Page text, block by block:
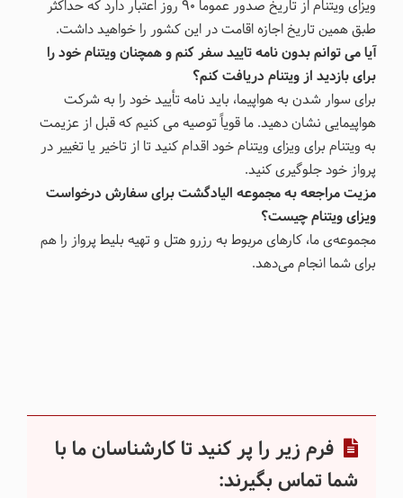
ویزای ویتنام از تاریخ صدور عموما 90 روز اعتبار دارد که حداکثر
طبق همین تاریخ اجازه اقامت در این کشور را خواهید داشت.
آیا می توانم بدون نامه تایید سفر کنم و همچنان ویتنام خود را
برای بازدید از ویتنام دریافت کنم؟
برای سوار شدن به هواپیما، باید نامه تأیید خود را به شرکت
هواپیمایی نشان دهید. ما قویاً توصیه می کنیم که قبل از عزیمت
به ویتنام برای ویزای ویتنام خود اقدام کنید تا از تاخیر یا تغییر در
پرواز خود جلوگیری کنید.
مزیت مراجعه به مجموعه الیادگشت برای سفارش درخواست
ویزای ویتنام چیست؟
مجموعه‌ی ما، کارهای مربوط به رزرو هتل و تهیه بلیط پرواز را هم
برای شما انجام می‌دهد.
فرم زیر را پر کنید تا کارشناسان ما با
شما تماس بگیرند: